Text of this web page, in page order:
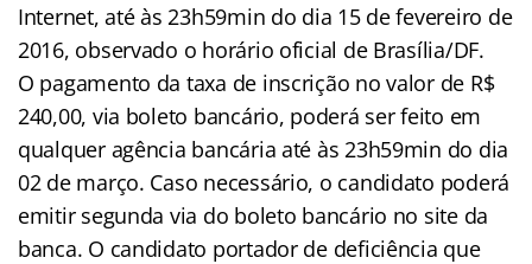
Internet, até às 23h59min do dia 15 de fevereiro de
2016, observado o horário oficial de Brasília/DF.
O pagamento da taxa de inscrição no valor de R$
240,00, via boleto bancário, poderá ser feito em
qualquer agência bancária até às 23h59min do dia
02 de março. Caso necessário, o candidato poderá
emitir segunda via do boleto bancário no site da
banca. O candidato portador de deficiência que